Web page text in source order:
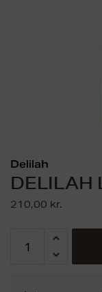
Delilah
DELILAH
210,00 kr.